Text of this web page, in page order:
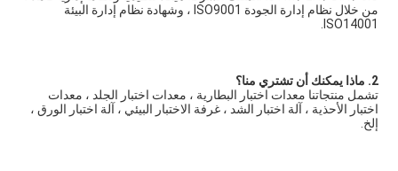
ISO14001.
2. ماذا يمكنك أن تشتري منا؟
إلخ.